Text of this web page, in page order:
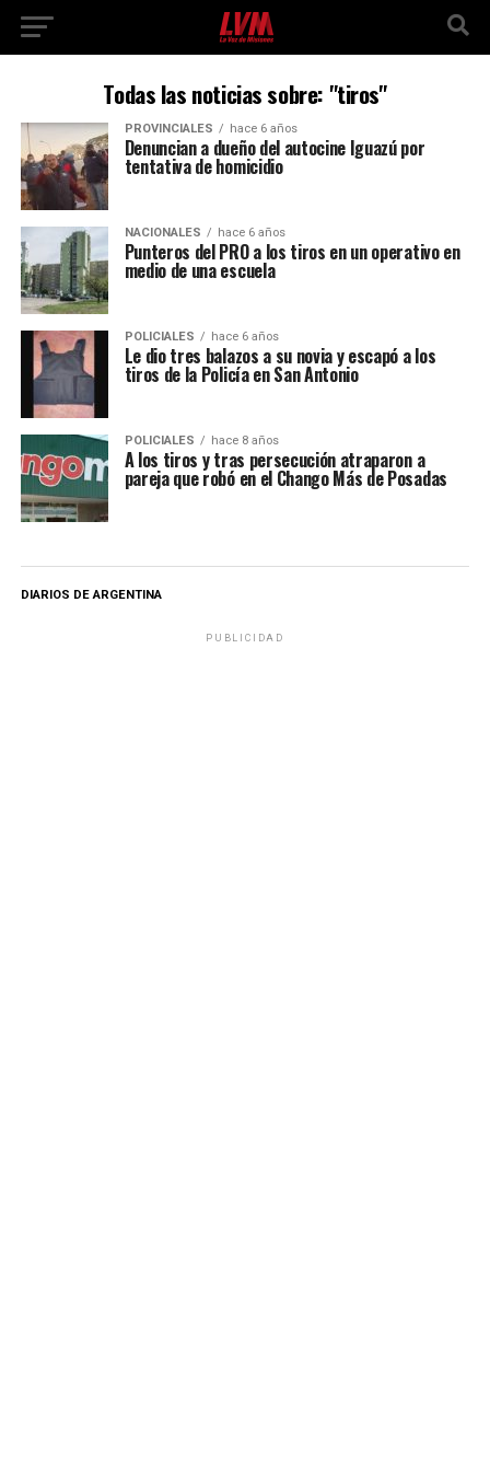
Todas las noticias sobre: "tiros"
PROVINCIALES hace 6 años
Denuncian a dueño del autocine Iguazú por
tentativa de homicidio
NACIONALES hace 6 años
Punteros del PRO a los tiros en un operativo en
medio de una escuela
POLICIALES hace 6 años
Le dio tres balazos a su novia y escapó a los
tiros de la Policía en San Antonio
POLICIALES hace 8 años
A los tiros y tras persecución atraparon a
pareja que robó en el Chango Más de Posadas
DIARIOS DE ARGENTINA
PUBLICIDAD